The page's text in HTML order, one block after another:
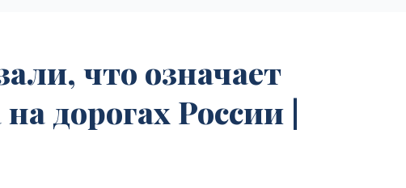
что означает
дорогах России |